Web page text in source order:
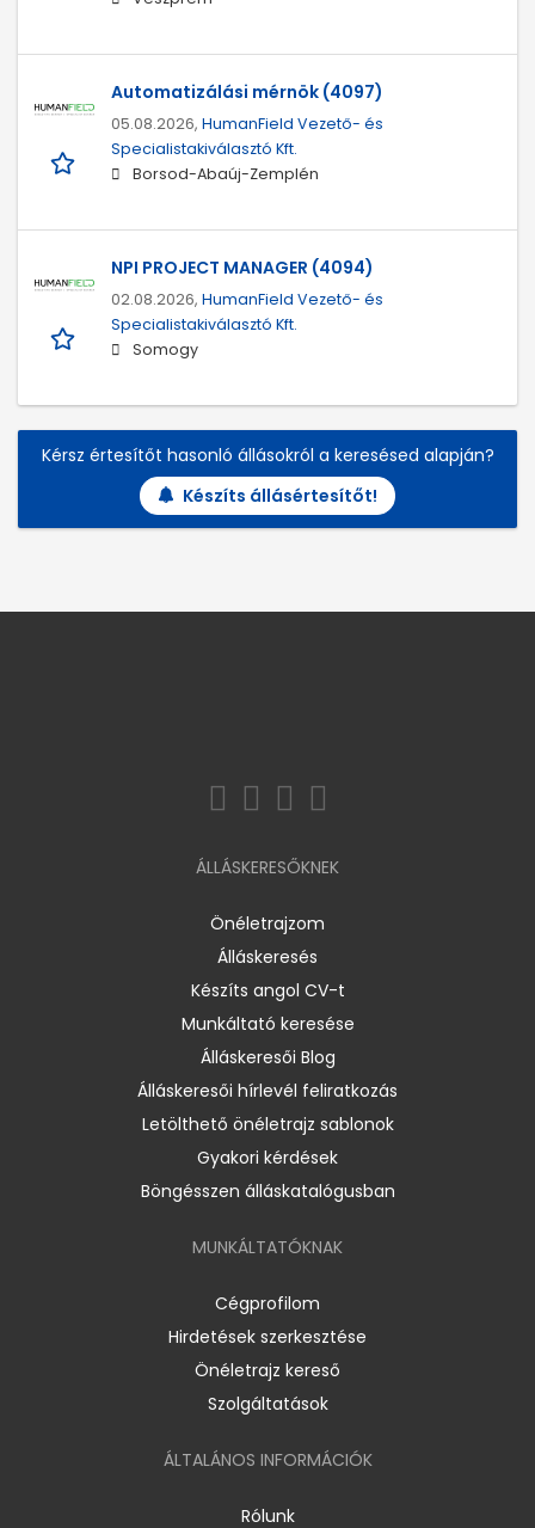
Automatizálási mérnök (4097)
05.08.2026, HumanField Vezető- és
Specialistakiválasztó Kft.
Borsod-Abaúj-Zemplén
NPI PROJECT MANAGER (4094)
02.08.2026, HumanField Vezető- és
Specialistakiválasztó Kft.
Somogy
Kérsz értesítőt hasonló állásokról a keresésed alapján?
Készíts állásértesítőt!
ÁLLÁSKERESŐKNEK
Önéletrajzom
Álláskeresés
Készíts angol CV-t
Munkáltató keresése
Álláskeresői Blog
Álláskeresői hírlevél feliratkozás
Letölthető önéletrajz sablonok
Gyakori kérdések
Böngésszen álláskatalógusban
MUNKÁLTATÓKNAK
Cégprofilom
Hirdetések szerkesztése
Önéletrajz kereső
Szolgáltatások
ÁLTALÁNOS INFORMÁCIÓK
Rólunk